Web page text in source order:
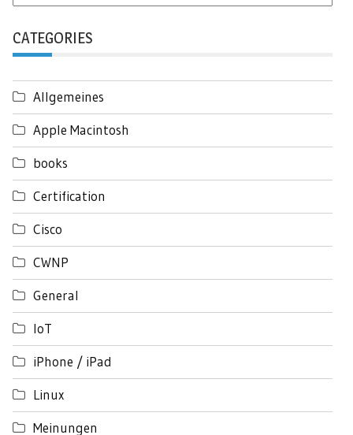
CATEGORIES
Allgemeines
Apple Macintosh
books
Certification
Cisco
CWNP
General
IoT
iPhone / iPad
Linux
Meinungen